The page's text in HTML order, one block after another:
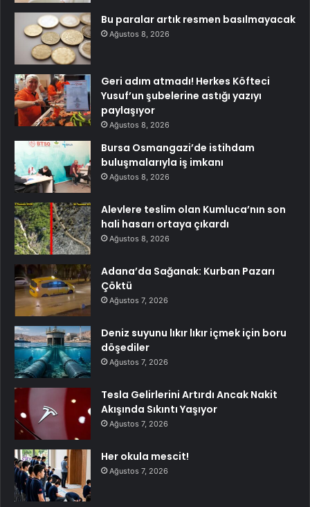
Bu paralar artık resmen basılmayacak
Ağustos 8, 2026
Geri adım atmadı! Herkes Köfteci
Yusuf’un şubelerine astığı yazıyı
paylaşıyor
Ağustos 8, 2026
Bursa Osmangazi’de istihdam
buluşmalarıyla iş imkanı
Ağustos 8, 2026
Alevlere teslim olan Kumluca’nın son
hali hasarı ortaya çıkardı
Ağustos 8, 2026
Adana’da Sağanak: Kurban Pazarı
Çöktü
Ağustos 7, 2026
Deniz suyunu lıkır lıkır içmek için boru
döşediler
Ağustos 7, 2026
Tesla Gelirlerini Artırdı Ancak Nakit
Akışında Sıkıntı Yaşıyor
Ağustos 7, 2026
Her okula mescit!
Ağustos 7, 2026